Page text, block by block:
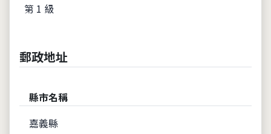
第 1 級
郵政地址
縣市名稱
嘉義縣